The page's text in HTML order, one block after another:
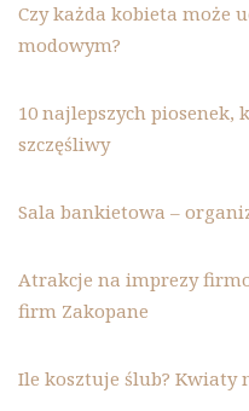
Czy każda kobieta może
modowym?
10 najlepszych piosenek,
szczęśliwy
Sala bankietowa –
Atrakcje na imprezy
firm Zakopane
Ile kosztuje ślub? Kwiaty